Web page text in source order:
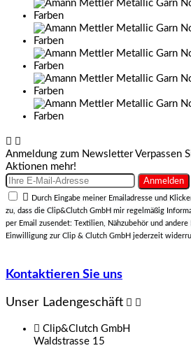
 
Anmeldung zum Newsletter Verpassen
Aktionen mehr!

Durch Eingabe meiner Emailadresse und
zu, dass die Clip&Clutch GmbH mir regelmäßig
per Email zusendet: Textilien, Nähzubehör und
Einwilligung zur Clip & Clutch GmbH jederzeit
Kontaktieren Sie uns
Unser Ladengeschäft  
 Clip&Clutch GmbH
Waldstrasse 15